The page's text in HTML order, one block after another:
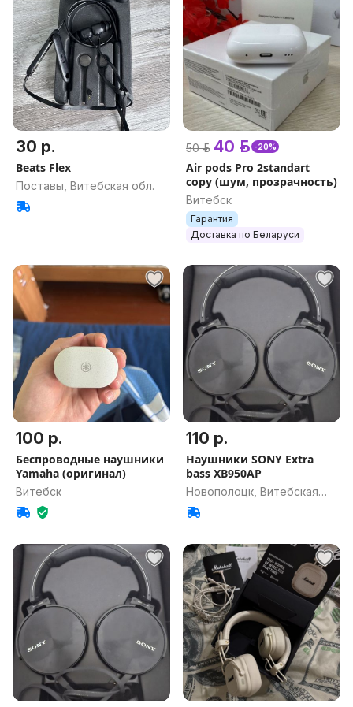
30 р.
Beats Flex
Поставы, Витебская обл.
50 р. 40 р. -20%
Air pods Pro 2standart
copy (шум, прозрачность)
Витебск
Гарантия
Доставка по Беларуси
100 р.
Беспроводные наушники
Yamaha (оригинал)
Витебск
110 р.
Наушники SONY Extra
bass XB950AP
Новополоцк, Витебская
обл.